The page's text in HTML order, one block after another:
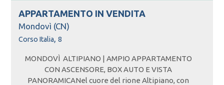
APPARTAMENTO IN VENDITA
Mondovì (CN)
Corso Italia, 8
MONDOVÌ  ALTIPIANO | AMPIO APPARTAMENTO
CON ASCENSORE, BOX AUTO E VISTA
PANORAMICANel cuore del rione Altipiano, con